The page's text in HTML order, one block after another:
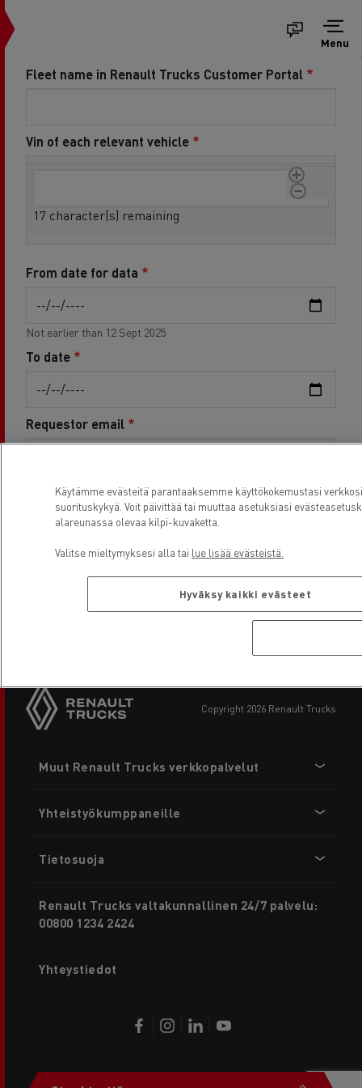
Menu
Fleet name in Renault Trucks Customer Portal
Vin of each relevant vehicle
17 character(s) remaining
From date for data
Not earlier than 12 Sept 2025
To date
Requestor email
Customer Portal account
The requesting party must have the right to data for
document showing this right must be uploaded.
Attached: 0 KB / 10 MB
copyright 2026 Renault Trucks
menu
Muut Renault Trucks verkkopalvelut
Yhteistyökumppaneille
Tietosuoja
Renault Trucks valtakunnallinen 24/7 palvelu:
00800 1234 2424
Yhteystiedot
Käytämme evästeitä parantaaksemme käyttökokemustasi
suorituskykyä. Voit päivittää tai muuttaa asetuksiasi
alareunassa olevaa kilpi-kuvaketta.
Valitse mieltymyksesi alla tai lue lisää evästeistä.
Hyväksy kaikki evästeet